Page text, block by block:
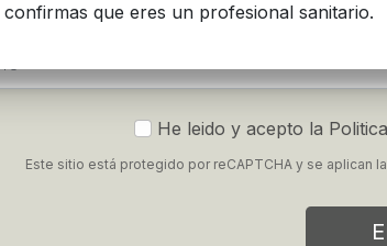
He leido y acepto la
Este sitio está protegido por reCAPTCHA y se aplican la
que eres un profesional sanitario.